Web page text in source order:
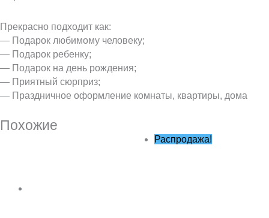
Прекрасно подходит как:
— Подарок любимому человеку;
— Подарок ребенку;
— Подарок на день рождения;
— Приятный сюрприз;
— Праздничное оформление комнаты, квартиры, дома
Похожие
Распродажа!
Первоначальная
Текущая